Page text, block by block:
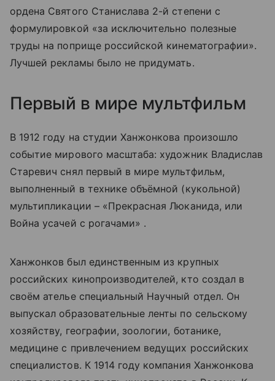
ордена Святого Станислава 2-й степени с
формулировкой «за исключительно полезные
труды на поприще российской кинематографии».
Лучшей рекламы было не придумать.
Первый в мире мультфильм
В 1912 году на студии Ханжонкова произошло
событие мирового масштаба: художник Владислав
Старевич снял первый в мире мультфильм,
выполненный в технике объёмной (кукольной)
мультипликации – «Прекрасная Люканида, или
Война усачей с рогачами» .
Ханжонков был единственным из крупных
российских кинопроизводителей, кто создал в
своём ателье специальный Научный отдел. Он
выпускал образовательные ленты по сельскому
хозяйству, географии, зоологии, ботанике,
медицине с привлечением ведущих российских
специалистов. К 1914 году компания Ханжонкова